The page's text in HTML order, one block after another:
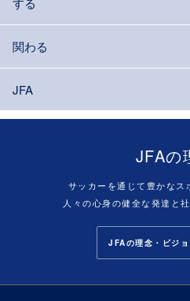
関わる
JFA
JFAの
サッカーを通じて豊かなス
人々の心身の健全な発達と
JFAの理念・ビジ